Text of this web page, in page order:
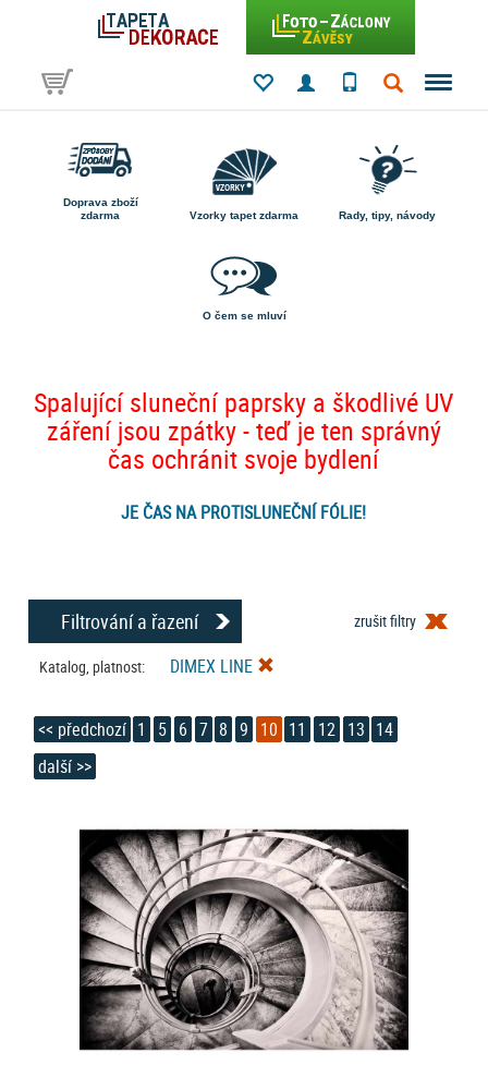
Doprava zboží
zdarma
Vzorky tapet zdarma Rady, tipy, návody
O čem se mluví
Spalující sluneční paprsky a škodlivé UV
záření jsou zpátky - teď je ten správný
čas ochránit svoje bydlení
JE ČAS NA PROTISLUNEČNÍ FÓLIE!
Filtrování a řazení zrušit filtry
Katalog, platnost: DIMEX LINE
<< předchozí 1 5 6 7 8 9 10 11 12 13 14
další >>